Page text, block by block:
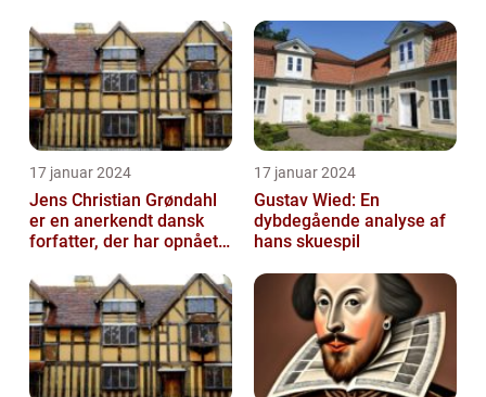
17 januar 2024
Jens Christian Grøndahl
er en anerkendt dansk
forfatter, der har opnået
sin...
17 januar 2024
Gustav Wied: En
dybdegående analyse af
hans skuespil